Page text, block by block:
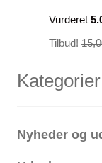
Vurderet
Tilbud!
Kategorier
Nyheder og